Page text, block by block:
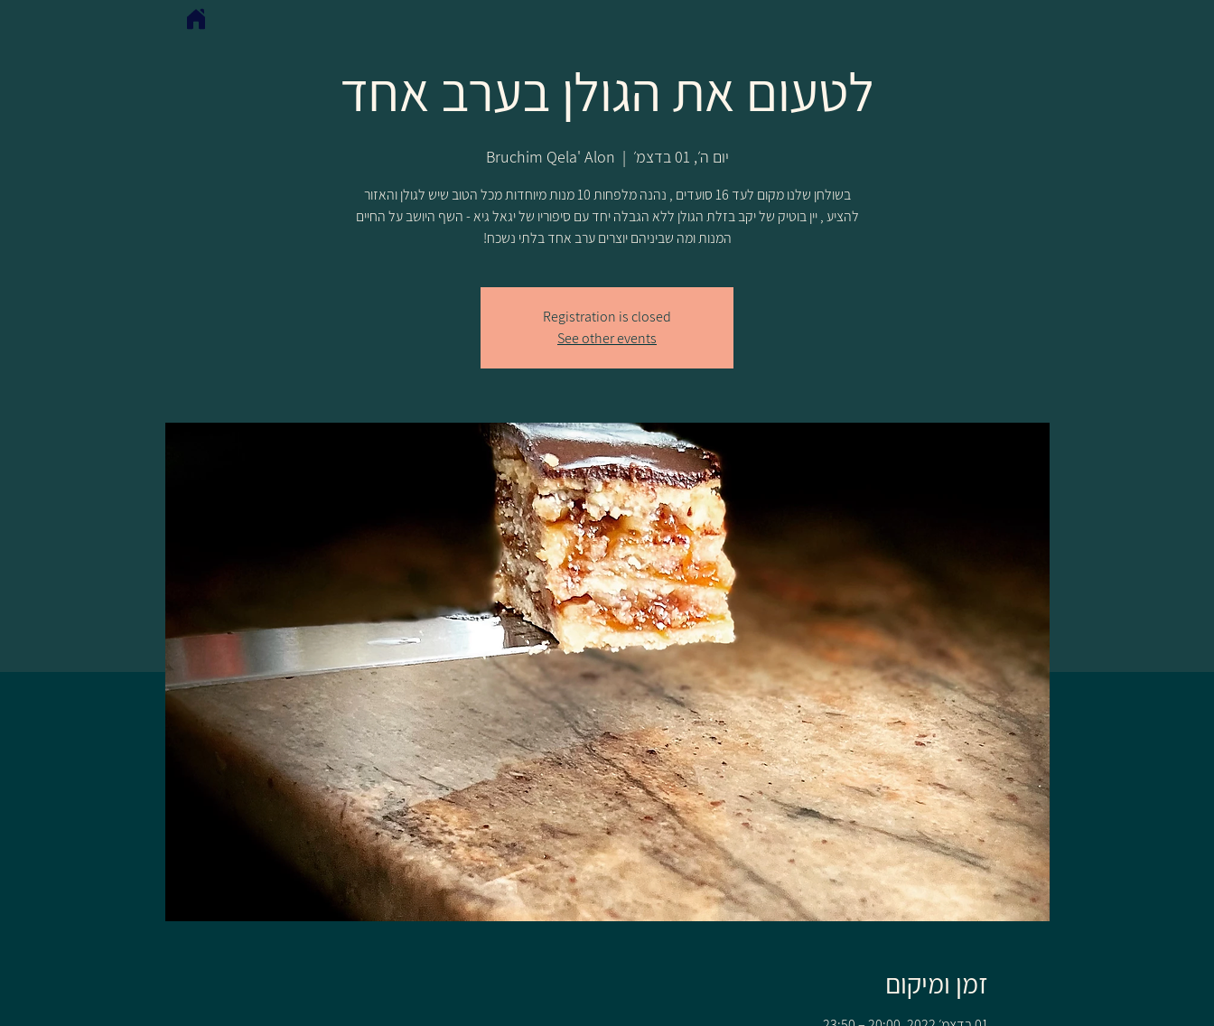
לטעום את הגולן בערב אחד
יום ה׳, 01 בדצמ׳
  |
Bruchim Qela' Alon
בשולחן שלנו מקום לעד 16 סועדים , נהנה מלפחות 10 מנות מיוחדות מכל הטוב שיש לגולן והאזור
להציע , יין בוטיק של יקב בזלת הגולן ללא הגבלה יחד עם סיפוריו של יגאל גיא - השף היושב על החיים
המנות ומה שביניהם יוצרים ערב אחד בלתי נשכח!
Registration is closed
See other events
זמן ומיקום